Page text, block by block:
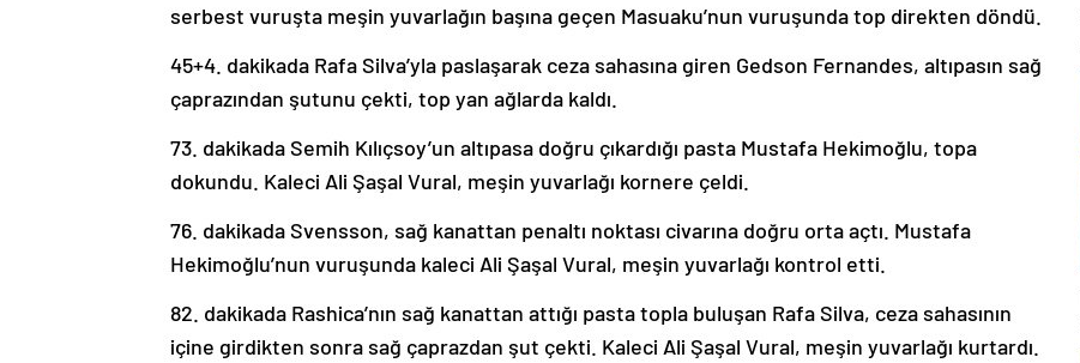
serbest vuruşta meşin yuvarlağın başına geçen Masuaku’nun vuruşunda top direkten döndü.
45+4. dakikada Rafa Silva’yla paslaşarak ceza sahasına giren Gedson Fernandes, altıpasın sağ
çaprazından şutunu çekti, top yan ağlarda kaldı.
73. dakikada Semih Kılıçsoy’un altıpasa doğru çıkardığı pasta Mustafa Hekimoğlu, topa
dokundu. Kaleci Ali Şaşal Vural, meşin yuvarlağı kornere çeldi.
76. dakikada Svensson, sağ kanattan penaltı noktası civarına doğru orta açtı. Mustafa
Hekimoğlu’nun vuruşunda kaleci Ali Şaşal Vural, meşin yuvarlağı kontrol etti.
82. dakikada Rashica’nın sağ kanattan attığı pasta topla buluşan Rafa Silva, ceza sahasının
içine girdikten sonra sağ çaprazdan şut çekti. Kaleci Ali Şaşal Vural, meşin yuvarlağı kurtardı.